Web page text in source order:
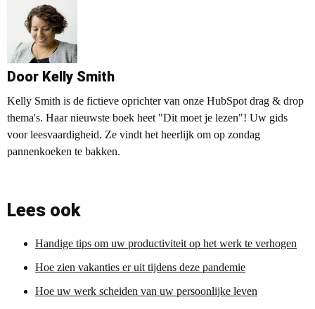
Door Kelly Smith
Kelly Smith is de fictieve oprichter van onze HubSpot drag & drop
thema's. Haar nieuwste boek heet "Dit moet je lezen"! Uw gids
voor leesvaardigheid. Ze vindt het heerlijk om op zondag
pannenkoeken te bakken.
Lees ook
Handige tips om uw productiviteit op het werk te verhogen
Hoe zien vakanties er uit tijdens deze pandemie
Hoe uw werk scheiden van uw persoonlijke leven